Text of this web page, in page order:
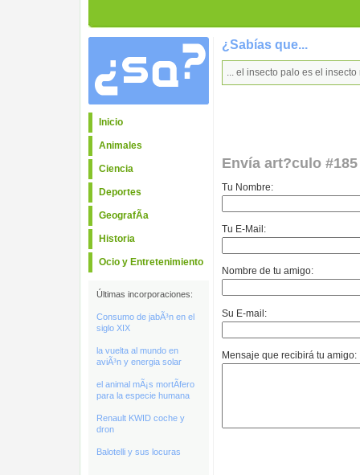
Inicio
Animales
Ciencia
Deportes
GeografÃ­a
Historia
Ocio y Entretenimiento
Últimas incorporaciones:
Consumo de jabÃ³n en el
siglo XIX
la vuelta al mundo en
aviÃ³n y energia solar
el animal mÃ¡s mortÃ­fero
para la especie humana
Renault KWID coche y
dron
Balotelli y sus locuras
¿Sabías que...
... el insecto palo es el
Envía art?culo
Tu Nombre:
Tu E-Mail:
Nombre de tu amigo:
Su E-mail:
Mensaje que recibirá tu amigo: